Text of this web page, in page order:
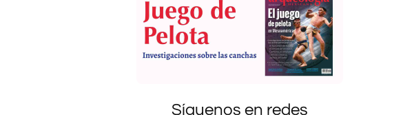
Síguenos en redes